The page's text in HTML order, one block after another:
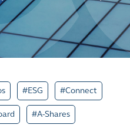
#ESG #Connect
#A-Shares